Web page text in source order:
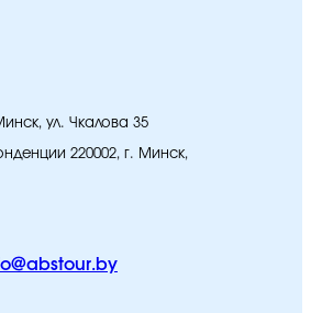
ул. Чкалова 35
220002, г. Минск,